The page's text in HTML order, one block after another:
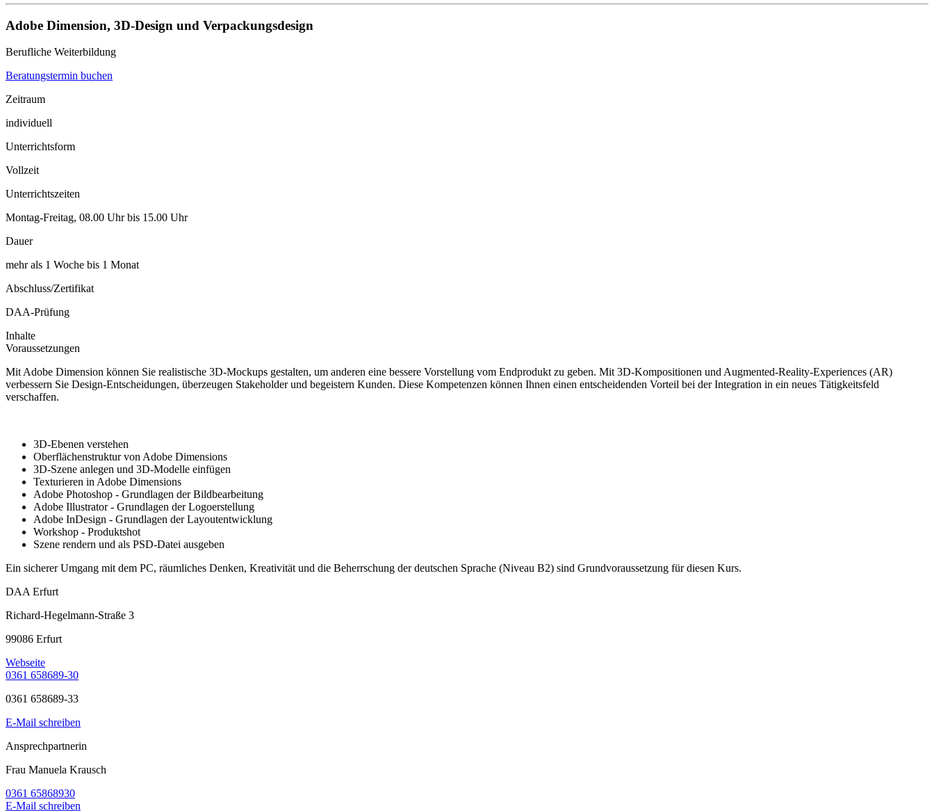
Adobe Dimension, 3D-Design und Verpackungsdesign
Berufliche Weiterbildung
Beratungstermin buchen
Zeitraum
individuell
Unterrichtsform
Vollzeit
Unterrichtszeiten
Montag-Freitag, 08.00 Uhr bis 15.00 Uhr
Dauer
mehr als 1 Woche bis 1 Monat
Abschluss/Zertifikat
DAA-Prüfung
Inhalte
Voraussetzungen
Mit Adobe Dimension können Sie realistische 3D-Mockups gestalten, um anderen eine bessere Vorstellung vom Endprodukt zu geben. Mit 3D-Kompositionen und Augmented-Reality-Experiences (AR)
verbessern Sie Design-Entscheidungen, überzeugen Stakeholder und begeistern Kunden. Diese Kompetenzen können Ihnen einen entscheidenden Vorteil bei der Integration in ein neues Tätigkeitsfeld
verschaffen.
3D-Ebenen verstehen
Oberflächenstruktur von Adobe Dimensions
3D-Szene anlegen und 3D-Modelle einfügen
Texturieren in Adobe Dimensions
Adobe Photoshop - Grundlagen der Bildbearbeitung
Adobe Illustrator - Grundlagen der Logoerstellung
Adobe InDesign - Grundlagen der Layoutentwicklung
Workshop - Produktshot
Szene rendern und als PSD-Datei ausgeben
Ein sicherer Umgang mit dem PC, räumliches Denken, Kreativität und die Beherrschung der deutschen Sprache (Niveau B2) sind Grundvoraussetzung für diesen Kurs.
DAA Erfurt
Richard-Hegelmann-Straße 3
99086 Erfurt
Webseite
0361 658689-30
0361 658689-33
E-Mail schreiben
Ansprechpartnerin
Frau Manuela Krausch
0361 65868930
E-Mail schreiben